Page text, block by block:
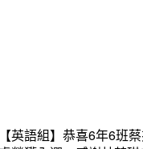
英語組】恭喜6年6班